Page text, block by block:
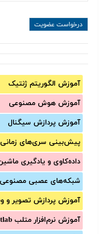
آموزش الگوریتم ژنتیک
آموزش‌ هوش مصنوعی
آموزش‌ پردازش سیگنال
پیش‌‌بینی سری‌‌های زمانی
داده‌کاوی و یادگیری
شبکه‌های عصبی مصنوعی
آموزش‌ پردازش تصویر و
آموزش‌ نرم‌افزار متلب Matlab